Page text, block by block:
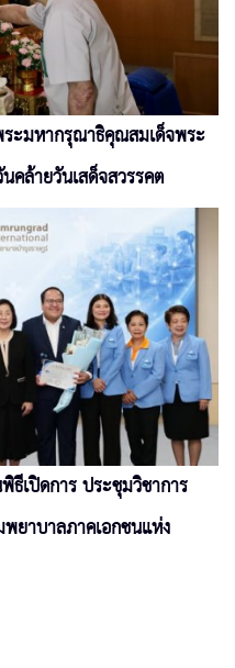
ะมหากรุณาธิคุณสมเด็จพระ
คล้ายวันเสด็จสวรรคต
เปิดการ ประชุมวิชาการ
ยาบาลภาคเอกชนแห่ง